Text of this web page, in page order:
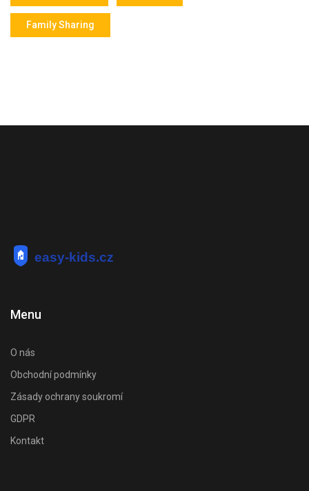
Family Sharing
Menu
O nás
Obchodní podmínky
Zásady ochrany soukromí
GDPR
Kontakt